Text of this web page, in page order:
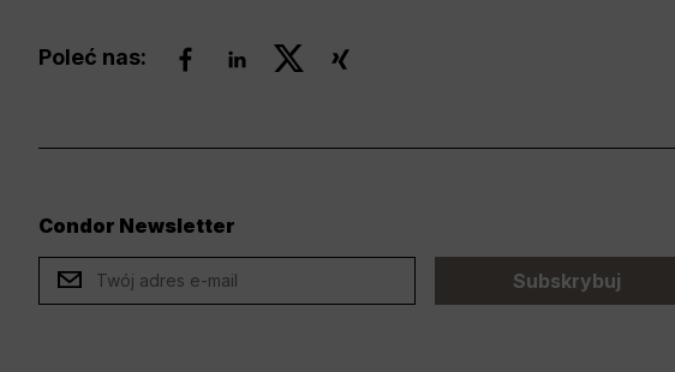
Poleć nas:
Condor Newsletter
Subskrybuj